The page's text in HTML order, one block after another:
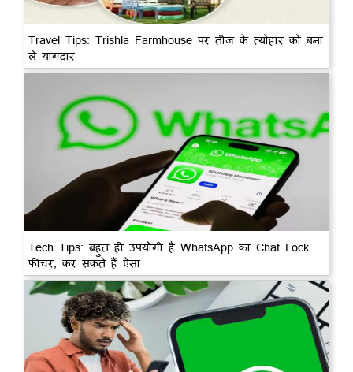
Travel Tips: Trishla Farmhouse पर तीज के त्योहार को बना
लें यागदार
Tech Tips: बहुत ही उपयोगी है WhatsApp का Chat Lock
फीचर, कर सकते हैं ऐसा